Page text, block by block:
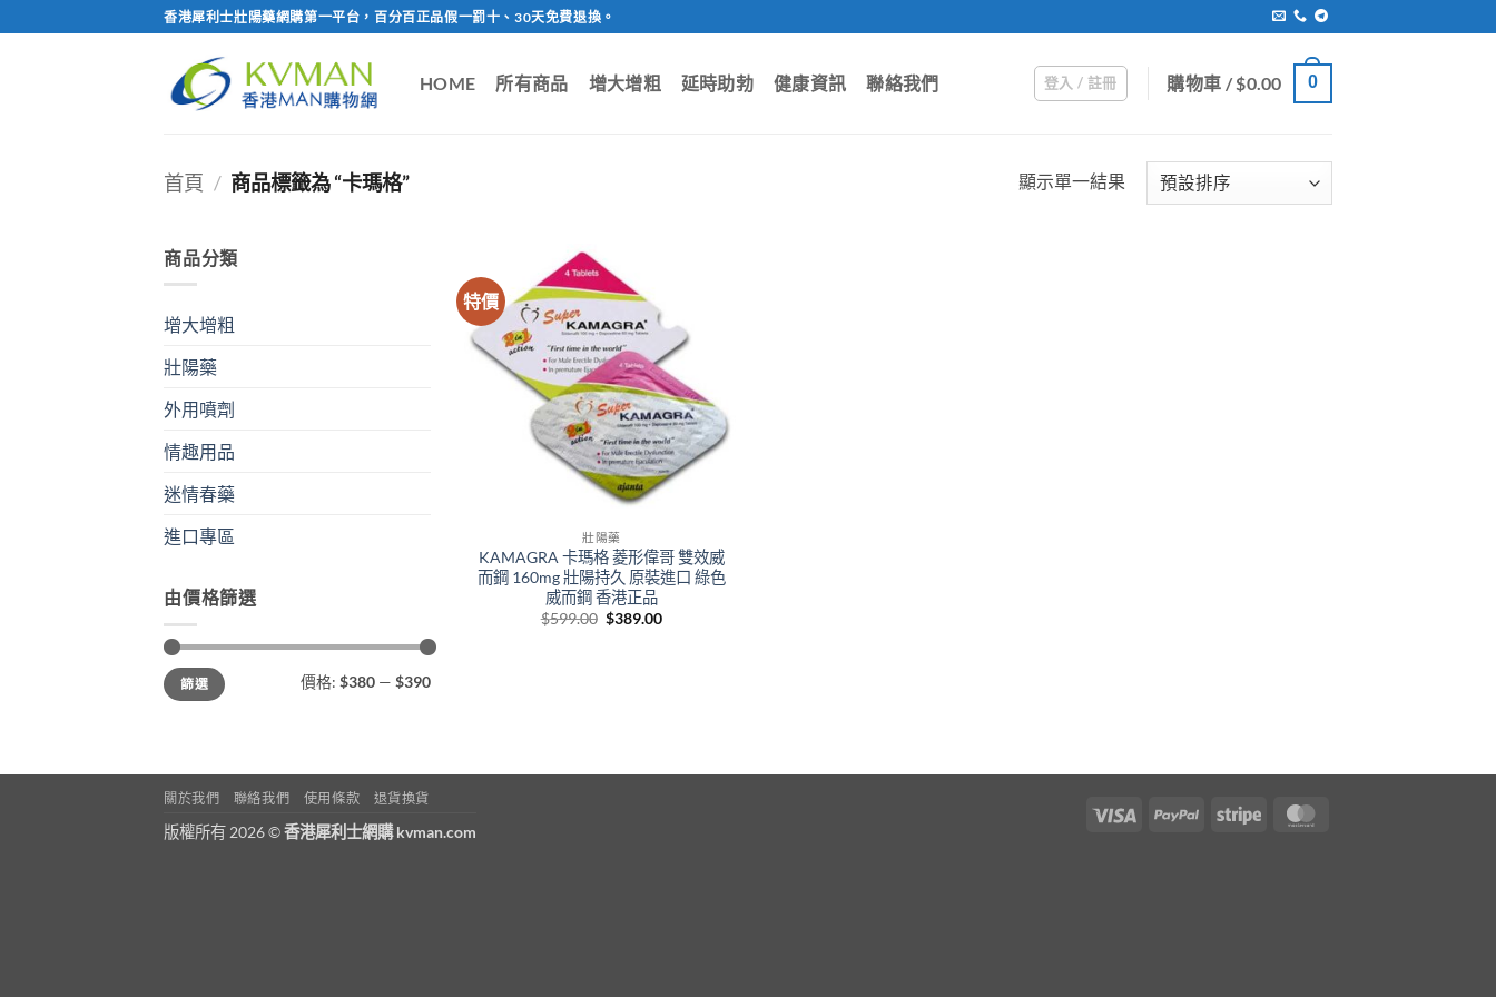
to
香港犀利士壯陽藥網購第一平台，百分百正品假一罰十、30天免費退換。
HOME 所有商品 增大增粗 延時助勃 健康資訊 聯絡我們 登入 / 註冊 購物車 /$0.00 0
首頁 / 商品標籤為 “卡瑪格” 顯示單一結果
商品分類
增大增粗
壯陽藥
外用噴劑
情趣用品
迷情春藥
進口專區
由價格篩選
最
低
價
最
高
價
篩選 價格: $380 — $390
特價
壯陽藥
KAMAGRA 卡瑪格 菱形偉哥 雙效威
而鋼 160mg 壯陽持久 原裝進口 綠色
威而鋼 香港正品
$599.00 Original
$389.00Current
Visa PayPal Stripe
關於我們 聯絡我們 使用條款 退貨換貨
版權所有 2026 ©香港犀利士網購 kvman.com